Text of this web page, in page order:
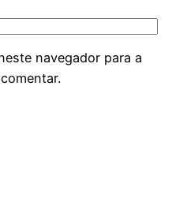
navegador para a